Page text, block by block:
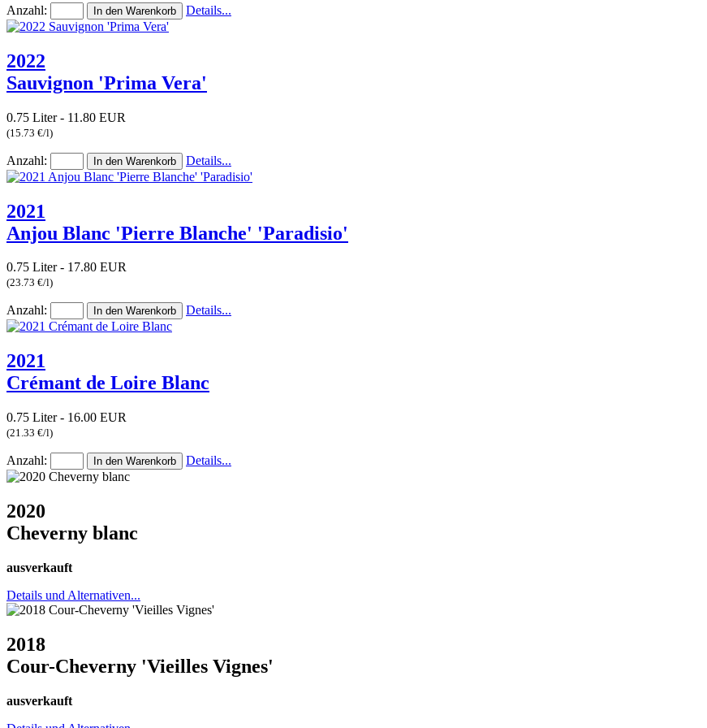
Anzahl: Details...
2022
Sauvignon 'Prima Vera'
0.75 Liter - 11.80 EUR
(15.73 €/l)
Anzahl: Details...
2021
Anjou Blanc 'Pierre Blanche' 'Paradisio'
0.75 Liter - 17.80 EUR
(23.73 €/l)
Anzahl: Details...
2021
Crémant de Loire Blanc
0.75 Liter - 16.00 EUR
(21.33 €/l)
Anzahl: Details...
2020
Cheverny blanc
ausverkauft
Details und Alternativen...
2018
Cour-Cheverny 'Vieilles Vignes'
ausverkauft